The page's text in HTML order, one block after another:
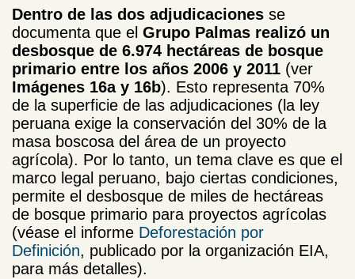
Dentro de las dos adjudicaciones se
documenta que el Grupo Palmas realizó un
desbosque de 6.974 hectáreas de bosque
primario entre los años 2006 y 2011 (ver
Imágenes 16a y 16b). Esto representa 70%
de la superficie de las adjudicaciones (la ley
peruana exige la conservación del 30% de la
masa boscosa del área de un proyecto
agrícola). Por lo tanto, un tema clave es que el
marco legal peruano, bajo ciertas condiciones,
permite el desbosque de miles de hectáreas
de bosque primario para proyectos agrícolas
(véase el informe Deforestación por
Definición, publicado por la organización EIA,
para más detalles).